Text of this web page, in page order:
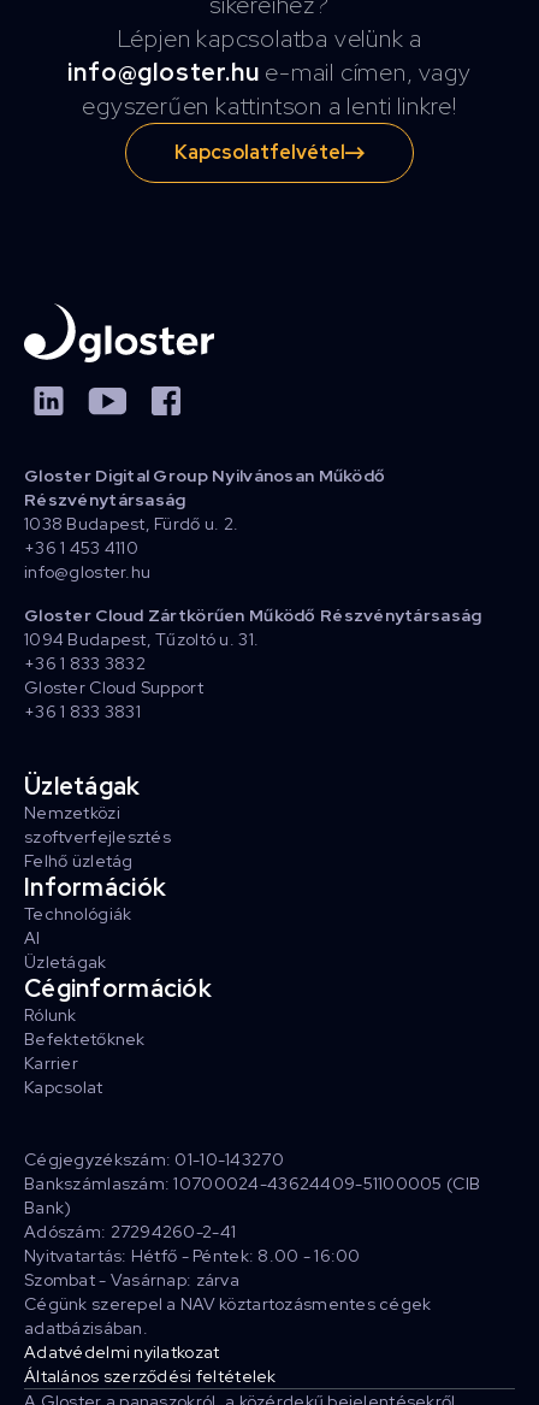
Lépjen kapcsolatba velünk a
info@gloster.hu e-mail címen, vagy
egyszerűen kattintson a lenti linkre!
Kapcsolatfelvétel
Gloster Digital Group Nyilvánosan Működő
Részvénytársaság
1038 Budapest, Fürdő u. 2.
+36 1 453 4110
info@gloster.hu
Gloster Cloud Zártkörűen Működő Részvénytársaság
1094 Budapest, Tűzoltó u. 31.
+36 1 833 3832
Gloster Cloud Support
+36 1 833 3831
Üzletágak
Nemzetközi
szoftverfejlesztés
Felhő üzletág
Információk
Technológiák
AI
Üzletágak
Céginformációk
Rólunk
Befektetőknek
Karrier
Kapcsolat
Cégjegyzékszám: 01-10-143270
Bankszámlaszám: 10700024-43624409-51100005 (CIB
Bank)
Adószám: 27294260-2-41
Nyitvatartás: Hétfő - Péntek: 8.00 - 16:00
Szombat - Vasárnap: zárva
Cégünk szerepel a NAV köztartozásmentes cégek
adatbázisában.
Adatvédelmi nyilatkozat
Általános szerződési feltételek